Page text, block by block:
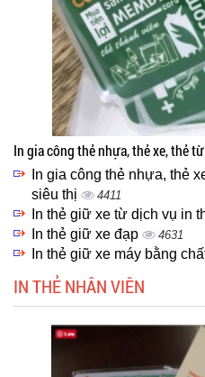
In gia công thẻ nhựa, thẻ xe, thẻ
In gia công thẻ nhựa, thẻ
siêu thị
4411
In thẻ giữ xe từ dịch vụ in
In thẻ giữ xe đạp 4631
In thẻ giữ xe máy bằng
IN THẺ NHÂN VIÊN